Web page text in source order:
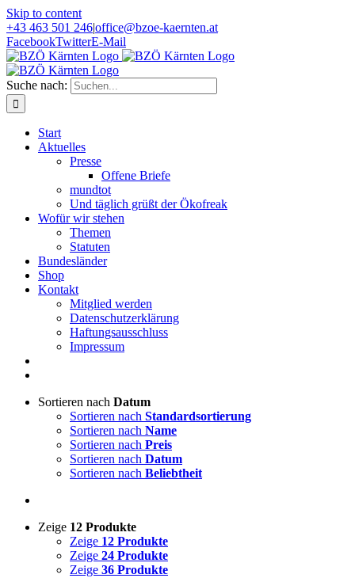
Skip to content
+43 463 501 246|office@bzoe-kaernten.at
FacebookTwitterE-Mail
Suche nach:
Start
Aktuelles
Presse
Offene Briefe
mundtot
Und täglich grüßt der Ökofreak
Wofür wir stehen
Themen
Statuten
Bundesländer
Shop
Kontakt
Mitglied werden
Datenschutzerklärung
Haftungsausschluss
Impressum
Sortieren nach Datum
Sortieren nach Standardsortierung
Sortieren nach Name
Sortieren nach Preis
Sortieren nach Datum
Sortieren nach Beliebtheit
Zeige 12 Produkte
Zeige 12 Produkte
Zeige 24 Produkte
Zeige 36 Produkte